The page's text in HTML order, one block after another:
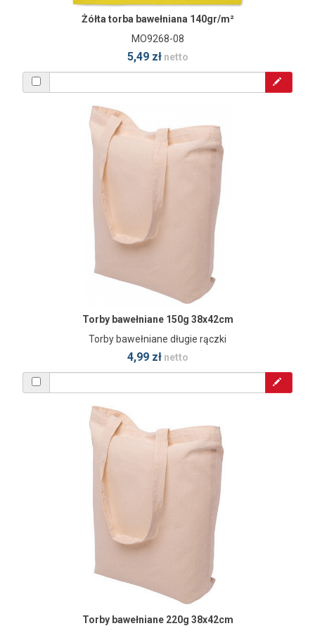
Żółta torba bawełniana 140gr/m²
MO9268-08
5,49 złnetto
Torby bawełniane 150g 38x42cm
Torby bawełniane długie rączki
4,99 złnetto
Torby bawełniane 220g 38x42cm